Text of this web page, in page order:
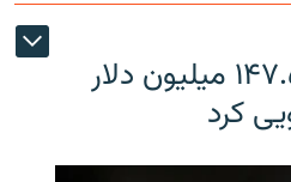
رویترز: کره شمالی ۱۴۷.۵ میلیون دلار
کرد